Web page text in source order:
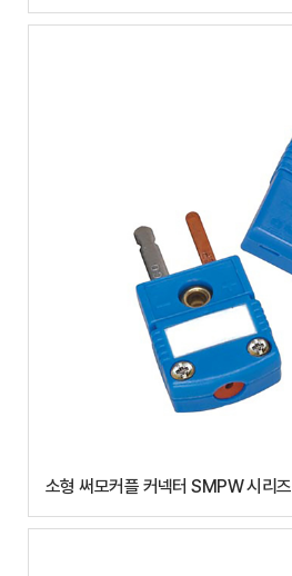
소형 써모커플 커넥터 SMPW 시리즈